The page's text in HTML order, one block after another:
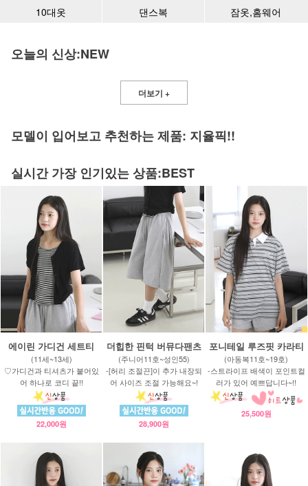
10대옷
댄스복 잠옷,홈웨어
오늘의 신상:NEW
더보기 +
모델이 입어보고 추천하는 제품: 지율픽!!
실시간 가장 인기있는 상품:BEST
에이린 가디건 세트티
(11세~13세)
♡가디건과 티셔츠가 붙어있
어 하나로 코디 끝!!
22,000원
더힙한 핀턱 버뮤다팬츠
(주니어11호~성인55)
-[허리 조절끈]이 추가 내장되
어 사이즈 조절 가능해요~!
28,900원
포니테일 루즈핏 카라티
(아동복11호~19호)
-스트라이프 배색이 포인트컬
러가 있어 예쁘답니다~!!
25,500원